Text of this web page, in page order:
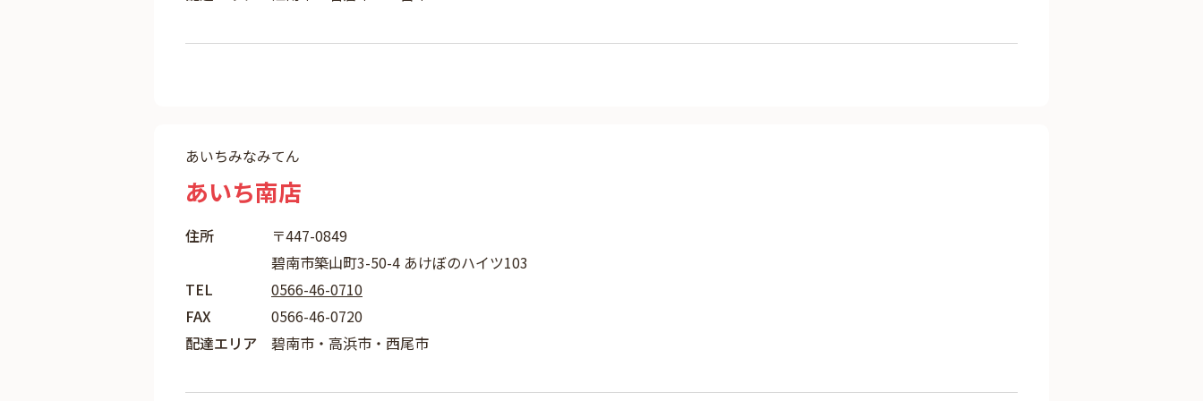
あいちみなみてん
あいち南店
住所
〒447-0849
碧南市築山町3-50-4 あけぼのハイツ103
TEL
0566-46-0710
FAX
0566-46-0720
配達エリア
碧南市・高浜市・西尾市